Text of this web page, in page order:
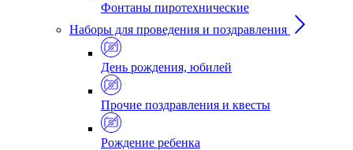
Фонтаны пиротехнические
Наборы для проведения и поздравления
День рождения, юбилей
Прочие поздравления и квесты
Рождение ребенка